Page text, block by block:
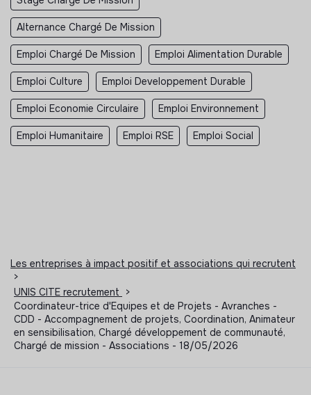
Alternance Chargé De Mission
Emploi Chargé De Mission Emploi Alimentation Durable
Emploi Culture Emploi Developpement Durable
Emploi Economie Circulaire Emploi Environnement
Emploi Humanitaire Emploi RSE Emploi Social
Les entreprises à impact positif et associations qui recrutent
>
UNIS CITE recrutement
>
Coordinateur-trice d'Equipes et de Projets - Avranches -
CDD - Accompagnement de projets, Coordination, Animateur
en sensibilisation, Chargé développement de communauté,
Chargé de mission - Associations - 18/05/2026